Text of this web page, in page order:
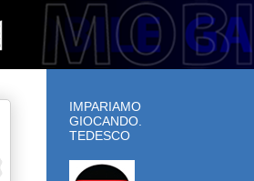
IMPARIAMO
GIOCANDO.
TEDESCO